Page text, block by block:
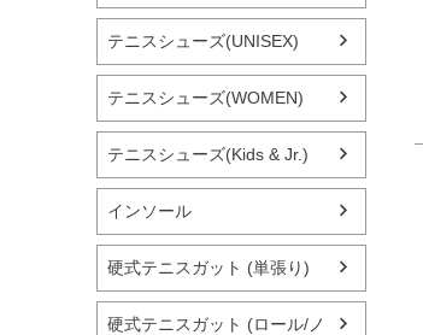
テニスシューズ(UNISEX)
テニスシューズ(WOMEN)
テニスシューズ(Kids & Jr.)
インソール
硬式テニスガット (単張り)
硬式テニスガット (ロール/ノ